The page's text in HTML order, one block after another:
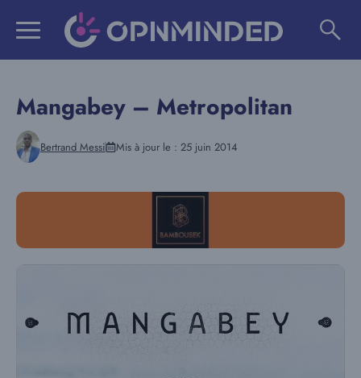
Mangabey – Metropolitan
Bertrand Messi Mis à jour le : 25 juin 2014